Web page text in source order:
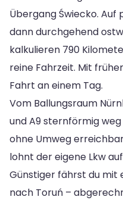
Übergang Świecko. Auf
dann durchgehend
kalkulieren 790
reine Fahrzeit. Mit
Fahrt an einem Tag.
Vom Ballungsraum
und A9 sternförmig
ohne Umweg
lohnt der eigene Lkw
Günstiger fährst du mit
nach Toruń –